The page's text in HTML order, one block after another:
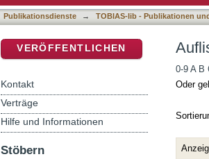
Publikationsdienste → TOBIAS-lib - Publikationen
0-9 A B
Oder
VERÖFFENTLICHEN
Kontakt
Verträge
Hilfe und Informationen
Stöbern